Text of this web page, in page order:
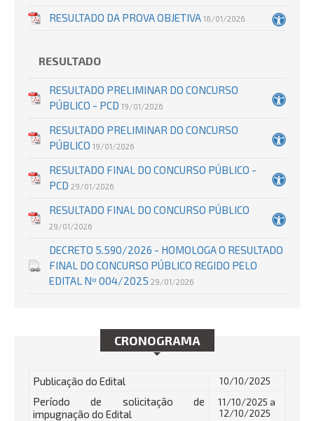
RESULTADO DA PROVA OBJETIVA 16/01/2026
RESULTADO
RESULTADO PRELIMINAR DO CONCURSO
PÚBLICO - PCD 19/01/2026
RESULTADO PRELIMINAR DO CONCURSO
PÚBLICO 19/01/2026
RESULTADO FINAL DO CONCURSO PÚBLICO -
PCD 29/01/2026
RESULTADO FINAL DO CONCURSO PÚBLICO
29/01/2026
DECRETO 5.590/2026 - HOMOLOGA O RESULTADO
FINAL DO CONCURSO PÚBLICO REGIDO PELO
EDITAL Nº 004/2025 29/01/2026
CRONOGRAMA
Publicação do Edital 10/10/2025
Período de solicitação de
impugnação do Edital
11/10/2025 a
12/10/2025